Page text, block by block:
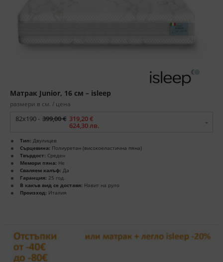
Матрак Junior, 16 см – isleep
размери в см. / цена
82x190 - 399,00 € 319,20 €
624,30 лв.
Тип: Двулицев
Сърцевина: Полиуретан (високоеластична пяна)
Твърдост: Среден
Мемори пяна: Не
Сваляем калъф: Да
Гаранция: 25 год.
В какъв вид се доставя: Навит на руло
Произход: Италия